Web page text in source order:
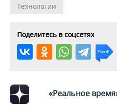
Технологии
Поделитесь в соцсетях
«Реальное